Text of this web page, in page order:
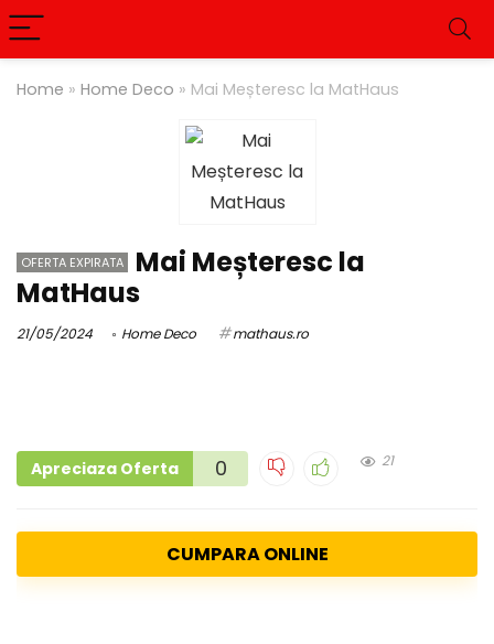
Home » Home Deco » Mai Meșteresc la MatHaus
OFERTA EXPIRATA
Mai Meșteresc la
MatHaus
21/05/2024 Home Deco mathaus.ro
Apreciaza Oferta 0 21
CUMPARA ONLINE